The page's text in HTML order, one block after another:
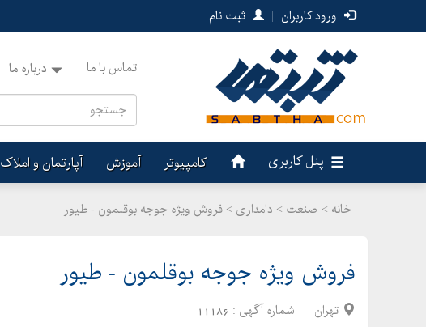
ورود کاربران | ثبت نام
تماس با ما درباره ما
پنل کاربری کامپیوتر آموزش آپارتمان و املاک
خانه > صنعت > دامداری > فروش ویژه جوجه بوقلمون - طیور
فروش ویژه جوجه بوقلمون - طیور
تهران شماره آگهی : 11186